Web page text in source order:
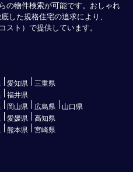
の物件検索が可能です。おしゃれ
した規格住宅の追求により、
スト）で提供しています。
愛知県
三重県
福井県
岡山県 広島県
山口県
愛媛県
高知県
熊本県 宮崎県